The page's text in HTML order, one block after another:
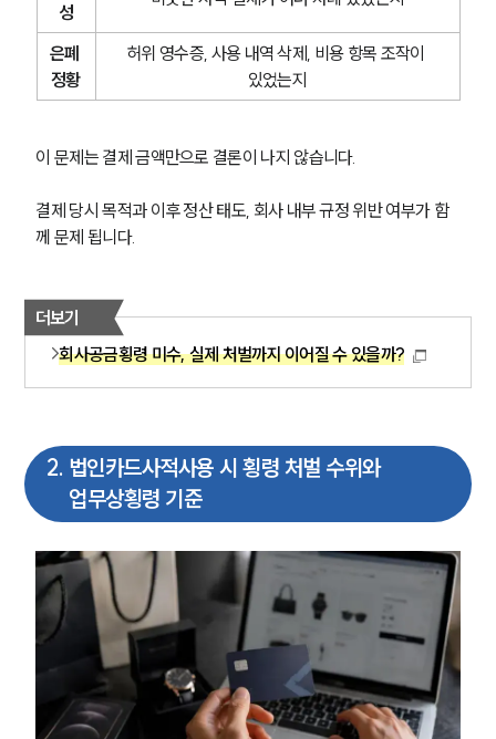
성
은폐
정황
허위 영수증, 사용 내역 삭제, 비용 항목 조작이
있었는지
이 문제는 결제 금액만으로 결론이 나지 않습니다.
결제 당시 목적과 이후 정산 태도, 회사 내부 규정 위반 여부가 함
께 문제 됩니다.
더보기
회사공금횡령 미수, 실제 처벌까지 이어질 수 있을까?
2. 법인카드사적사용 시 횡령 처벌 수위와
업무상횡령 기준